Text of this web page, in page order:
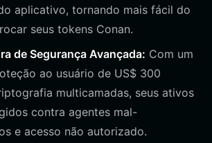
aplicativo, tornando mais fácil do
seus tokens Conan.
de Segurança Avançada: Com um
ao usuário de US$ 300
multicamadas, seus ativos
contra agentes mal-
e acesso não autorizado.